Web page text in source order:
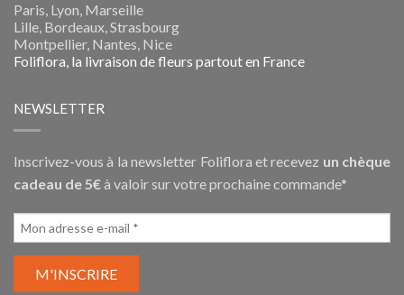
Paris, Lyon, Marseille
Lille, Bordeaux, Strasbourg
Montpellier, Nantes, Nice
Foliflora, la livraison de fleurs partout en France
NEWSLETTER
Inscrivez-vous à la newsletter Foliflora et recevez un chèque
cadeau de 5€à valoir sur votre prochaine commande*